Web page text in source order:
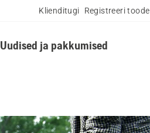
Klienditugi Registreeri toode
Uudised ja pakkumised